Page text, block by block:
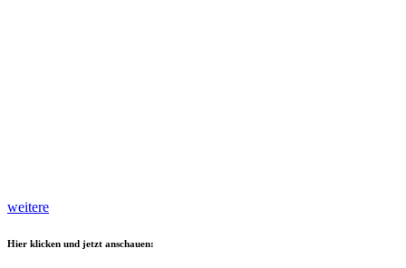
weitere
Hier klicken und jetzt anschauen: